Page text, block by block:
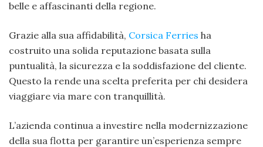
belle e affascinanti della regione.
Grazie alla sua affidabilità, Corsica Ferries ha
costruito una solida reputazione basata sulla
puntualità, la sicurezza e la soddisfazione del cliente.
Questo la rende una scelta preferita per chi desidera
viaggiare via mare con tranquillità.
L’azienda continua a investire nella modernizzazione
della sua flotta per garantire un’esperienza sempre